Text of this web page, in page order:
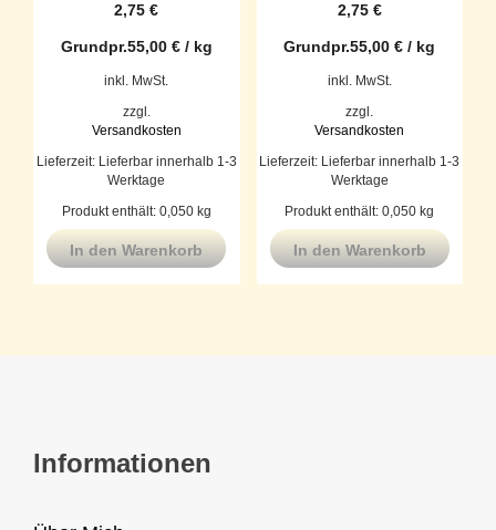
2,75€
Grundpr.55,00 €/ kg
inkl. MwSt.
zzgl.
Versandkosten
Lieferzeit:
Lieferbar innerhalb 1-3
Werktage
Produkt enthält: 0,050 kg
In den Warenkorb
2,75 €
Grundpr.55,00€ / kg
inkl. MwSt.
zzgl.
Versandkosten
Lieferzeit:
Lieferbar innerhalb 1-3
Werktage
Produkt enthält: 0,050 kg
In den Warenkorb
Informationen